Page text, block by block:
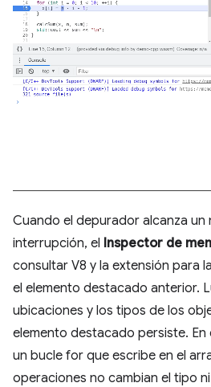
Cuando el depurador alcanza un
interrupción, el Inspector de
consultar V8 y la extensión para
el elemento destacado anterior.
ubicaciones y los tipos de los
elemento destacado persiste. En
un bucle for que escribe en el
operaciones no cambian el tipo